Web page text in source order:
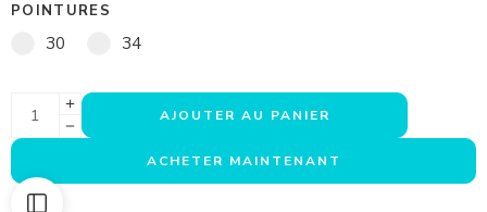
POINTURES
30 34
AJOUTER AU PANIER
ACHETER MAINTENANT